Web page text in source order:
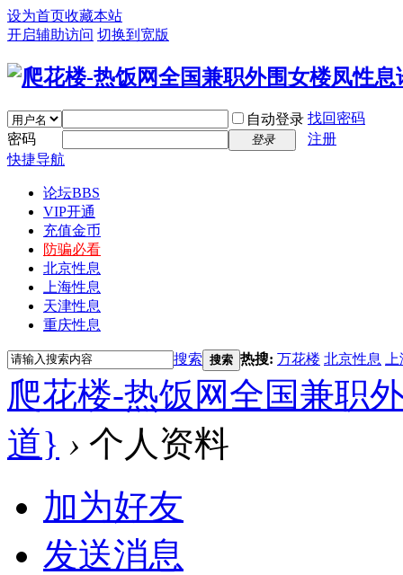
设为首页收藏本站
开启辅助访问 切换到宽版
自动登录 找回密码
密码
登录
注册
快捷导航
论坛BBS
VIP开通
充值金币
防骗必看
北京性息
上海性息
天津性息
重庆性息
搜索 搜索 热搜: 万花楼 北京性息
爬花楼-热饭网全国兼职
道} › 个人资料
加为好友
发送消息